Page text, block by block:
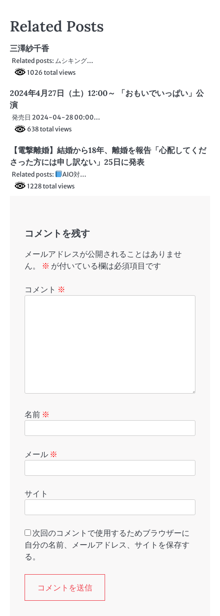
ゲ
シ
ョ
ン
Related Posts
三澤紗千香
Related posts: ムシキング…
1026 total views
2024年4月27日（土）12:00～ 「おもいでいっぱい」公
演
発売日 2024-04-28 00:00…
638 total views
【電撃離婚】結婚から18年、離婚を報告「心配してくだ
さった方には申し訳ない」25日に発表
Related posts:
AIO対…
1228 total views
コメントを残す
メールアドレスが公開されることはありませ
ん。
※ が付いている欄は必須項目です
コメント ※
名前 ※
メール ※
サイト
次回のコメントで使用するためブラウザーに
自分の名前、メールアドレス、サイトを保存す
る。